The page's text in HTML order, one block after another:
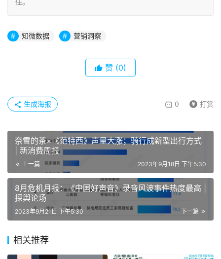
任。
知微数据 营销洞察
赞 (0)
0 打赏
生成海报
奈雪的茶×《范特西》声量大涨；骑行成新型出行方式
| 新消费周报
上一篇 2023年9月18日 下午5:30
8月危机月报：《中国好声音》录音风波事件热度最高 |
探舆论场
下一篇
2023年9月21日 下午5:30
相关推荐